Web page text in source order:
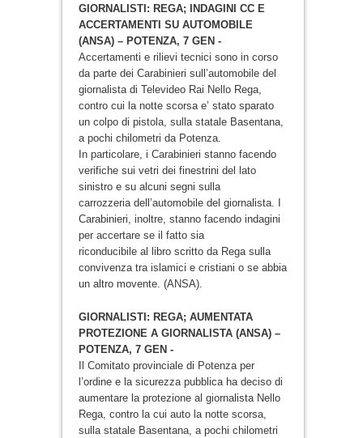
GIORNALISTI: REGA; INDAGINI CC E
ACCERTAMENTI SU AUTOMOBILE
(ANSA) – POTENZA, 7 GEN -
Accertamenti e rilievi tecnici sono in corso
da parte dei Carabinieri sull’automobile del
giornalista di Televideo Rai Nello Rega,
contro cui la notte scorsa e’ stato sparato
un colpo di pistola, sulla statale Basentana,
a pochi chilometri da Potenza.
In particolare, i Carabinieri stanno facendo
verifiche sui vetri dei finestrini del lato
sinistro e su alcuni segni sulla
carrozzeria dell’automobile del giornalista. I
Carabinieri, inoltre, stanno facendo indagini
per accertare se il fatto sia
riconducibile al libro scritto da Rega sulla
convivenza tra islamici e cristiani o se abbia
un altro movente. (ANSA).
GIORNALISTI: REGA; AUMENTATA
PROTEZIONE A GIORNALISTA (ANSA) –
POTENZA, 7 GEN -
Il Comitato provinciale di Potenza per
l’ordine e la sicurezza pubblica ha deciso di
aumentare la protezione al giornalista Nello
Rega, contro la cui auto la notte scorsa,
sulla statale Basentana, a pochi chilometri